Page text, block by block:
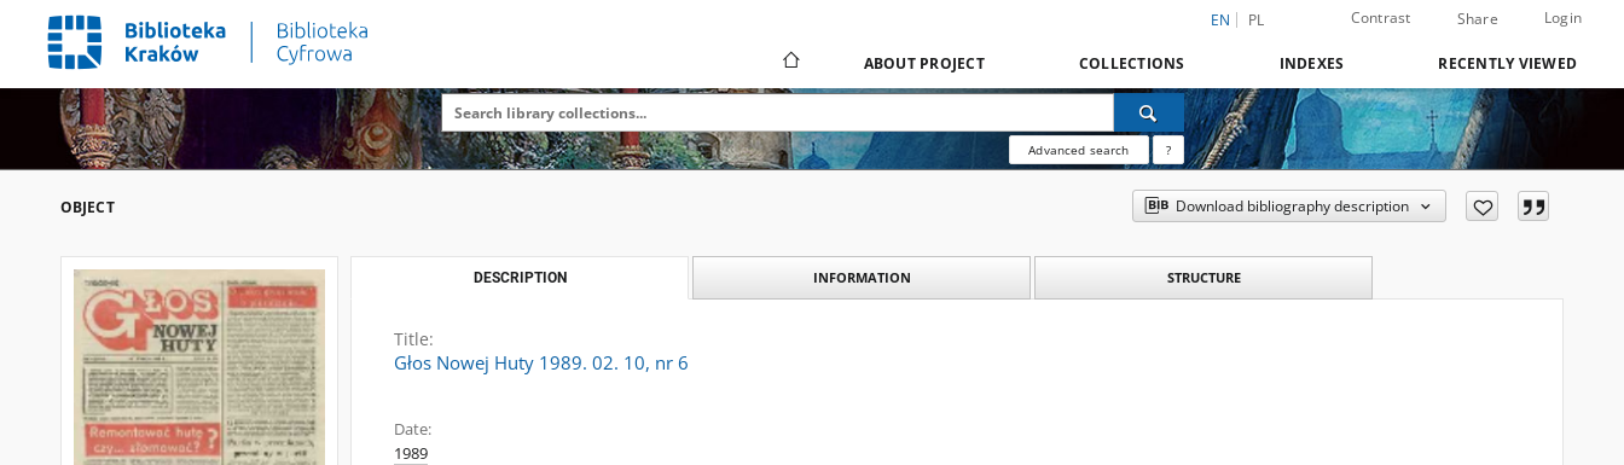
EN PL Contrast Share Login
ABOUT PROJECT COLLECTIONS INDEXES RECENTLY VIEWED
Advanced search ?
OBJECT Download bibliography description
DESCRIPTION INFORMATION STRUCTURE
Title:
Głos Nowej Huty 1989. 02. 10, nr 6
Date:
1989